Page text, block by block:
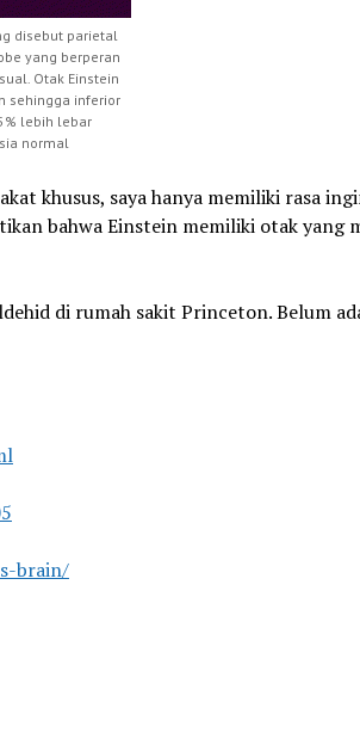
disebut parietal
yang berperan
Otak Einstein
sehingga inferior
lebih lebar
normal
khusus, saya hanya memiliki rasa
bahwa Einstein memiliki otak yang
di rumah sakit Princeton. Belum
brain/